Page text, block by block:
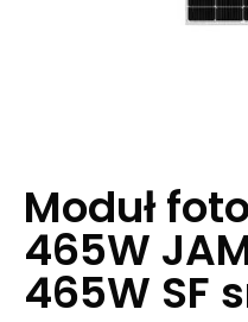
Moduł
465W
465W SF